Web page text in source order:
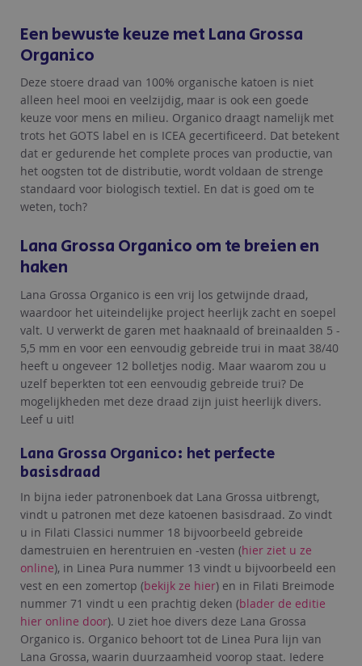
pagina
Een bewuste keuze met Lana Grossa
Organico
Deze stoere draad van 100% organische katoen is niet
alleen heel mooi en veelzijdig, maar is ook een goede
keuze voor mens en milieu. Organico draagt namelijk met
trots het GOTS label en is ICEA gecertificeerd. Dat betekent
dat er gedurende het complete proces van productie, van
het oogsten tot de distributie, wordt voldaan de strenge
standaard voor biologisch textiel. En dat is goed om te
weten, toch?
Lana Grossa Organico om te breien en
haken
Lana Grossa Organico is een vrij los getwijnde draad,
waardoor het uiteindelijke project heerlijk zacht en soepel
valt. U verwerkt de garen met haaknaald of breinaalden 5 -
5,5 mm en voor een eenvoudig gebreide trui in maat 38/40
heeft u ongeveer 12 bolletjes nodig. Maar waarom zou u
uzelf beperkten tot een eenvoudig gebreide trui? De
mogelijkheden met deze draad zijn juist heerlijk divers.
Leef u uit!
Lana Grossa Organico: het perfecte
basisdraad
In bijna ieder patronenboek dat Lana Grossa uitbrengt,
vindt u patronen met deze katoenen basisdraad. Zo vindt
u in Filati Classici nummer 18 bijvoorbeeld gebreide
damestruien en herentruien en -vesten (hier ziet u ze
online), in Linea Pura nummer 13 vindt u bijvoorbeeld een
vest en een zomertop (bekijk ze hier) en in Filati Breimode
nummer 71 vindt u een prachtig deken (blader de editie
hier online door). U ziet hoe divers deze Lana Grossa
Organico is. Organico behoort tot de Linea Pura lijn van
Lana Grossa, waarin duurzaamheid voorop staat. Iedere